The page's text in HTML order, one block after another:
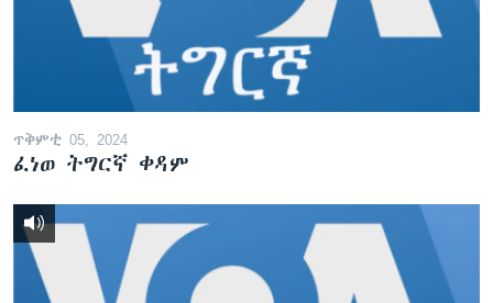
ጥቅምቲ 05, 2024
ፈነወ ትግርኛ ቀዳም